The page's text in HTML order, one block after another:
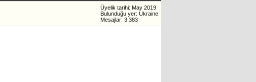
Üyelik tarihi: May 2019
Bulunduğu yer: Ukraine
Mesajlar: 3.383